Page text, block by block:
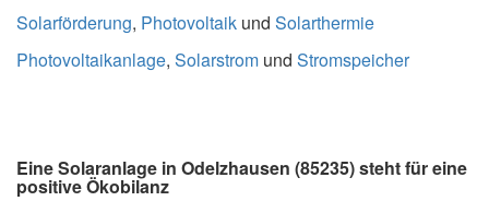
Solarförderung, Photovoltaik und Solarthermie
Photovoltaikanlage, Solarstrom und Stromspeicher
Eine Solaranlage in Odelzhausen (85235) steht für eine
positive Ökobilanz